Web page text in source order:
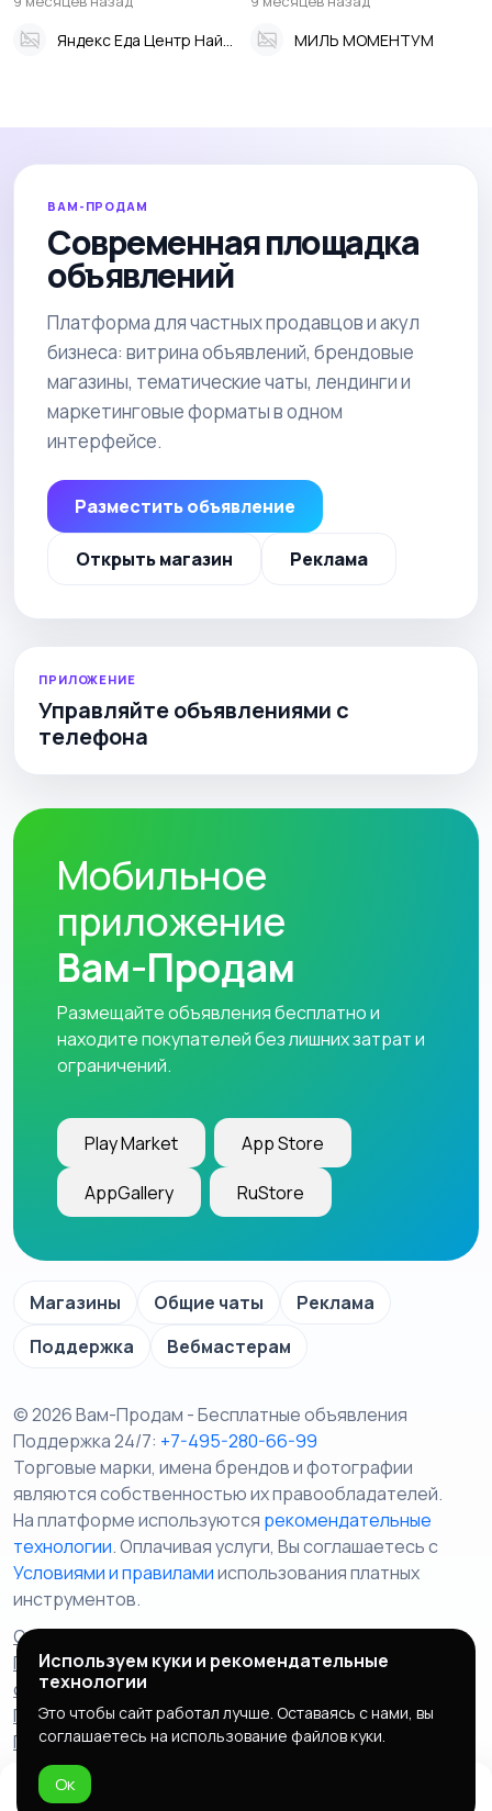
МИЛЬ МОМЕНТУМ
ВАМ-ПРОДАМ
Современная площадка
объявлений
Платформа для частных продавцов и акул
бизнеса: витрина объявлений, брендовые
магазины, тематические чаты, лендинги и
маркетинговые форматы в одном
интерфейсе.
Разместить объявление
Открыть магазин Реклама
ПРИЛОЖЕНИЕ
Управляйте объявлениями с
телефона
Мобильное
приложение
Вам-Продам
Размещайте объявления бесплатно и
находите покупателей без лишних затрат и
ограничений.
Play Market App Store
AppGallery RuStore
Магазины Общие чаты
Реклама
Поддержка
Вебмастерам
© 2026 Вам-Продам - Бесплатные объявления
Поддержка 24/7: +7-495-280-66-99
Торговые марки, имена брендов и фотографии
являются собственностью их правообладателей.
На платформе используются рекомендательные
технологии. Оплачивая услуги, Вы соглашаетесь c
Условиями и правиламииспользования платных
инструментов.
Отказ от ответственности
Правила сервиса
Политика конфиденциальности
Пользовательское
соглашение
Запрещенные товары/услуги
Правообладателям
Партнерская программа
Политика cookie
Используем куки и рекомендательные
технологии
Это чтобы сайт работал лучше. Оставаясь с нами, вы
соглашаетесь на использование файлов куки.
Ок